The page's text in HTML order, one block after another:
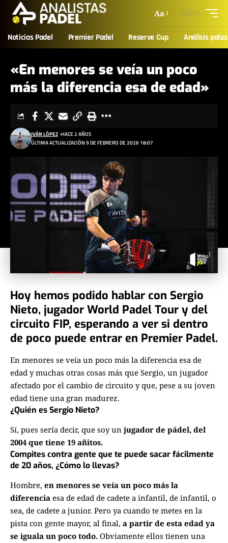
Aa
Noticias Padel Premier Padel Reserve Cup Análisis palas
«En menores se veía un poco
más la diferencia esa de edad»
ÚLTIMA ACTUALIZACIÓN 9 DE FEBRERO DE 2026 18:07
IVÁN LÓPEZ HACE 2 AÑOS
Hoy hemos podido hablar con Sergio
Nieto, jugador World Padel Tour y del
circuito FIP, esperando a ver si dentro
de poco puede entrar en Premier Padel.
En menores se veía un poco más la diferencia esa de
edad y muchas otras cosas más que Sergio, un jugador
afectado por el cambio de circuito y que, pese a su joven
edad tiene una gran madurez.
¿Quién es Sergio Nieto?
Sí, pues sería decir, que soy un jugador de pádel, del
2004 que tiene 19 añitos.
Compites contra gente que te puede sacar fácilmente
de 20 años, ¿Cómo lo llevas?
Hombre, en menores se veía un poco más la
diferencia esa de edad de cadete a infantil, de infantil, o
sea, de cadete a junior. Pero ya cuando te metes en la
pista con gente mayor, al final, a partir de esta edad ya
se iguala un poco todo. Obviamente ellos tienen una